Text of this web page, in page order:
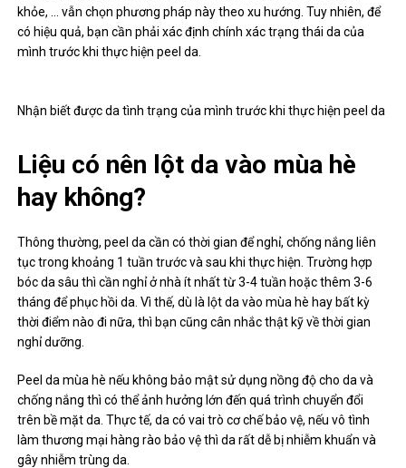
khỏe, … vẫn chọn phương pháp này theo xu hướng. Tuy nhiên, để
có hiệu quả, bạn cần phải xác định chính xác trạng thái da của
mình trước khi thực hiện peel da.
Nhận biết được da tình trạng của mình trước khi thực hiện peel da
Liệu có nên lột da vào mùa hè
hay không?
Thông thường, peel da cần có thời gian để nghỉ, chống nắng liên
tục trong khoảng 1 tuần trước và sau khi thực hiện. Trường hợp
bóc da sâu thì cần nghỉ ở nhà ít nhất từ ​​3-4 tuần hoặc thêm 3-6
tháng để phục hồi da. Vì thế, dù là lột da vào mùa hè hay bất kỳ
thời điểm nào đi nữa, thì bạn cũng cân nhắc thật kỹ về thời gian
nghỉ dưỡng.
Peel da mùa hè nếu không bảo mật sử dụng nồng độ cho da và
chống nắng thì có thể ảnh hưởng lớn đến quá trình chuyển đổi
trên bề mặt da. Thực tế, da có vai trò cơ chế bảo vệ, nếu vô tình
làm thương mại hàng rào bảo vệ thì da rất dễ bị nhiễm khuẩn và
gây nhiễm trùng da.